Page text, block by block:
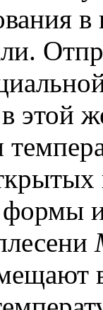
этой
формы